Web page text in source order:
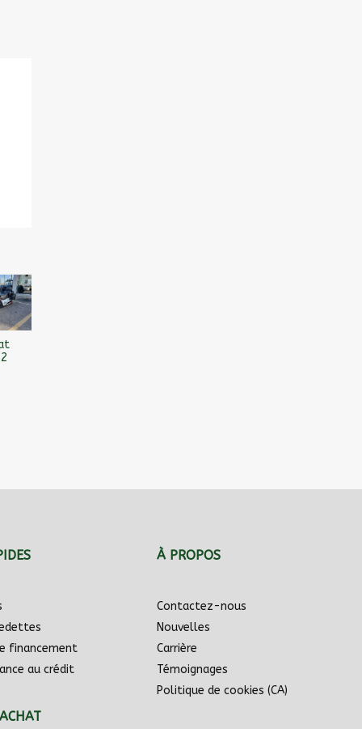
financement
au crédit
À PROPOS
Contactez-nous
Nouvelles
Carrière
Témoignages
Politique de cookies (CA)